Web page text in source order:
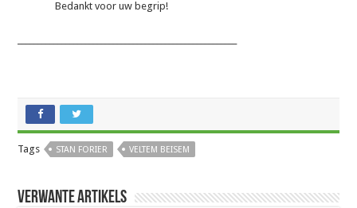
Bedankt voor uw begrip!
Tags STAN FORIER VELTEM BEISEM
Verwante artikels